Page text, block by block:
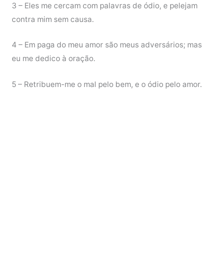
3 – Eles me cercam com palavras de ódio, e pelejam
contra mim sem causa.
4 – Em paga do meu amor são meus adversários; mas
eu me dedico à oração.
5 – Retribuem-me o mal pelo bem, e o ódio pelo amor.